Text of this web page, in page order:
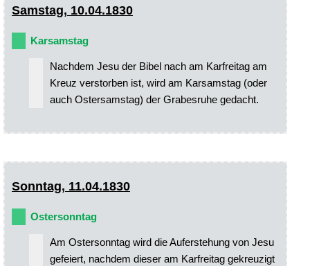
Samstag, 10.04.1830
Karsamstag
Nachdem Jesu der Bibel nach am Karfreitag am
Kreuz verstorben ist, wird am Karsamstag (oder
auch Ostersamstag) der Grabesruhe gedacht.
Sonntag, 11.04.1830
Ostersonntag
Am Ostersonntag wird die Auferstehung von Jesu
gefeiert, nachdem dieser am Karfreitag gekreuzigt